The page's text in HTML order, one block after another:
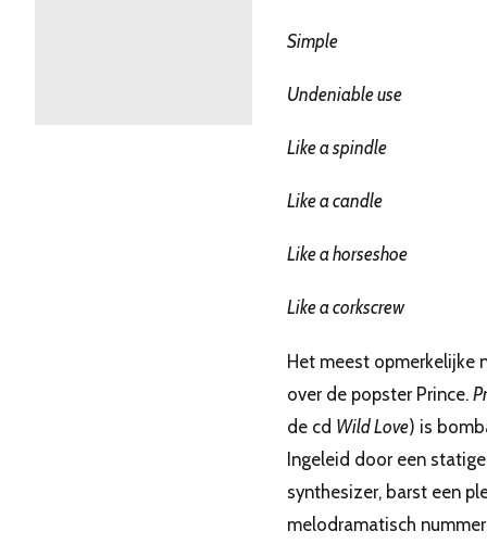
Simple
Undeniable use
Like a spindle
Like a candle
Like a horseshoe
Like a corkscrew
Het meest opmerkelijke
over de popster Prince.
de cd Wild Love) is
Ingeleid door een
synthesizer, barst een
melodramatisch